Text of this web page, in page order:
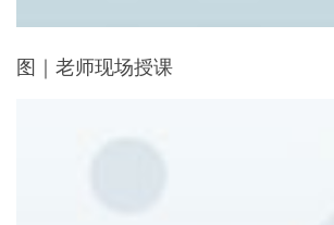
图｜老师现场授课